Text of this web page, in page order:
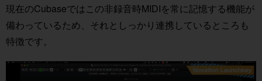
現在のCubaseではこの非録音時MIDIを常に記憶する機能が
備わっているため、それとしっかり連携しているところも
特徴です。